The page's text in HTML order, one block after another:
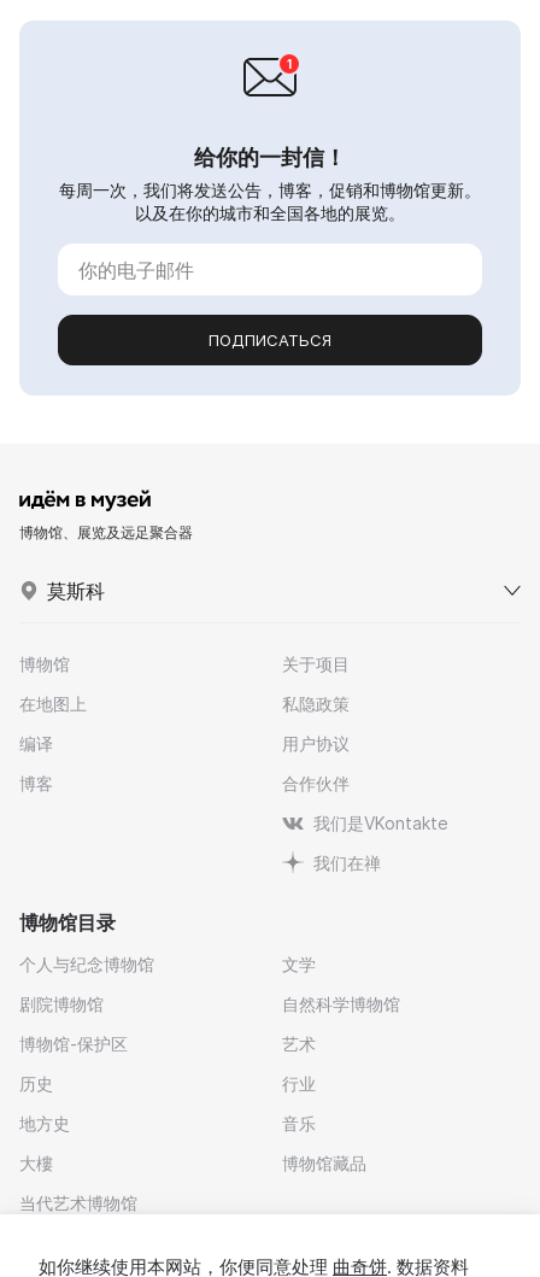
给你的一封信！
每周一次，我们将发送公告，博客，促销和博物馆更新。
以及在你的城市和全国各地的展览。
ПОДПИСАТЬСЯ
博物馆、展览及远足聚合器
莫斯科
博物馆
在地图上
编译
博客
关于项目
私隐政策
用户协议
合作伙伴
我们是VKontakte
我们在禅
博物馆目录
个人与纪念博物馆
剧院博物馆
博物馆-保护区
历史
地方史
大樓
当代艺术博物馆
文学
自然科学博物馆
艺术
行业
音乐
博物馆藏品
如你继续使用本网站，你便同意处理 曲奇饼. 数据资料